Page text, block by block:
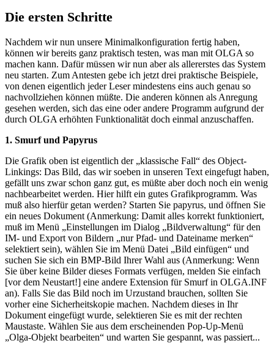
Die ersten Schritte
Nachdem wir nun unsere Minimalkonfiguration fertig haben,
können wir bereits ganz praktisch testen, was man mit OLGA so
machen kann. Dafür müssen wir nun aber als allererstes das System
neu starten. Zum Antesten gebe ich jetzt drei praktische Beispiele,
von denen eigentlich jeder Leser mindestens eins auch genau so
nachvollziehen können müßte. Die anderen können als Anregung
gesehen werden, sich das eine oder andere Programm aufgrund der
durch OLGA erhöhten Funktionalität doch einmal anzuschaffen.
1. Smurf und Papyrus
Die Grafik oben ist eigentlich der „klassische Fall“ des Object-
Linkings: Das Bild, das wir soeben in unseren Text eingefugt haben,
gefällt uns zwar schon ganz gut, es müßte aber doch noch ein wenig
nachbearbeitet werden. Hier hilft ein gutes Grafikprogramm. Was
muß also hierfür getan werden? Starten Sie papyrus, und öffnen Sie
ein neues Dokument (Anmerkung: Damit alles korrekt funktioniert,
muß im Menü „Einstellungen im Dialog „Bildverwaltung“ für den
IM- und Export von Bildern „nur Pfad- und Dateiname merken“
selektiert sein), wählen Sie im Menü Datei „Bild einfügen“ und
suchen Sie sich ein BMP-Bild Ihrer Wahl aus (Anmerkung: Wenn
Sie über keine Bilder dieses Formats verfügen, melden Sie einfach
[vor dem Neustart!] eine andere Extension für Smurf in OLGA.INF
an). Falls Sie das Bild noch im Urzustand brauchen, sollten Sie
vorher eine Sicherheitskopie machen. Nachdem dieses in Ihr
Dokument eingefügt wurde, selektieren Sie es mit der rechten
Maustaste. Wählen Sie aus dem erscheinenden Pop-Up-Menü
„Olga-Objekt bearbeiten“ und warten Sie gespannt, was passiert...